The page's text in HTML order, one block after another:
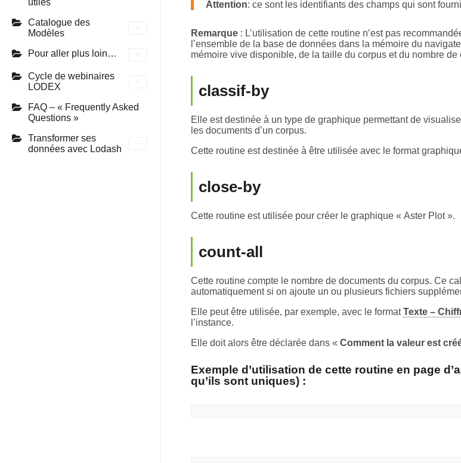
utiles
Catalogue des
Modèles
Pour aller plus loin…
Cycle de webinaires
LODEX
FAQ – « Frequently Asked
Questions »
Transformer ses
données avec Lodash
Attention: ce sont les identifiants des champs qui sont
Remarque: L’utilisation de cette routine n’est pas
l’ensemble de la base de données dans la mémoire du
mémoire vive disponible, de la taille du corpus et du nombre de
classif-by
Elle est destinée à un type de graphique permettant de
les documents d’un corpus.
Cette routine est destinée à être utilisée avec le format
close-by
Cette routine est utilisée pour créer le graphique « Aster Plot ».
count-all
Cette routine compte le nombre de documents du corpus. Ce
automatiquement si on ajoute un ou plusieurs fichiers
Elle peut être utilisée, par exemple, avec le formatTexte –
l’instance.
Elle doit alors être déclarée dans « Comment la valeur est
Exemple d’utilisation de cette routine en page
qu’ils sont uniques) :